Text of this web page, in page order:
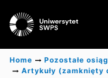
Home
Artykuły (zamknięty